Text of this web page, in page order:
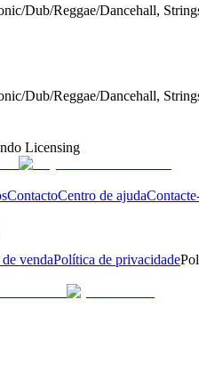
Dub/Reggae/Dancehall,
Dub/Reggae/Dancehall,
Licensing
ContactoCentro de ajuda
vendaPolítica de privacidade